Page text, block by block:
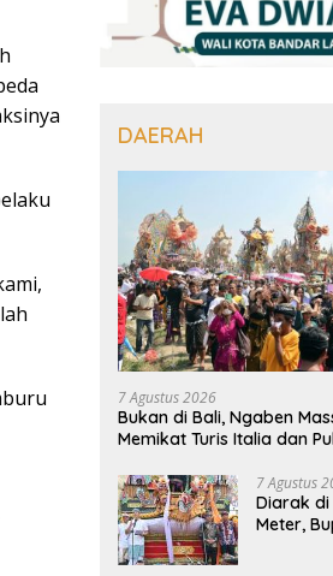
DAERAH
7 Agustus 2026
Bukan di Bali, Ngaben
Memikat Turis Italia dan
7 Agustus
Diarak di
Meter,